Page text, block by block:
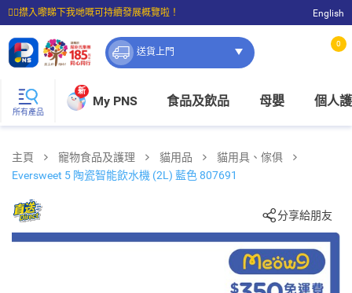
☝🏼㩒入嚟睇下我哋嘅可持續發展概覽啦！
⭐購物滿$399即享免費送貨；滿$100即可免費店取。
English
送貨上門
0
所有產品
新
My PNS 食品及飲品 母嬰 個人
主頁 寵物食品及護理 貓用品
貓用具、傢俱
Eversweet 5 陶瓷智能飲水機 (2L) 藍色 807691
分享給朋友